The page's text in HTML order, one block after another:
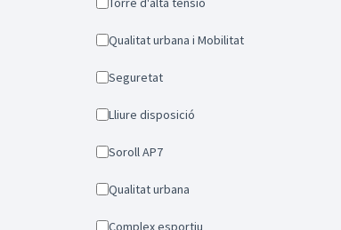
Qualitat urbana i Mobilitat
Seguretat
Lliure disposició
Soroll AP7
Qualitat urbana
Complex esportiu